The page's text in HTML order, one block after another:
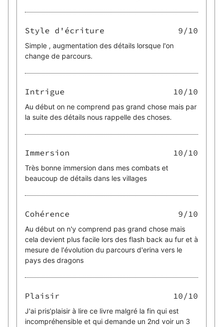
Style d'écriture 9/10
Simple , augmentation des détails lorsque l'on
change de parcours.
Intrigue 10/10
Au début on ne comprend pas grand chose mais par
la suite des détails nous rappelle des choses.
Immersion 10/10
Très bonne immersion dans mes combats et
beaucoup de détails dans les villages
Cohérence 9/10
Au début on n'y comprend pas grand chose mais
cela devient plus facile lors des flash back au fur et à
mesure de l'évolution du parcours d'erina vers le
pays des dragons
Plaisir 10/10
J'ai pris’plaisir à lire ce livre malgré la fin qui est
incompréhensible et qui demande un 2nd voir un 3